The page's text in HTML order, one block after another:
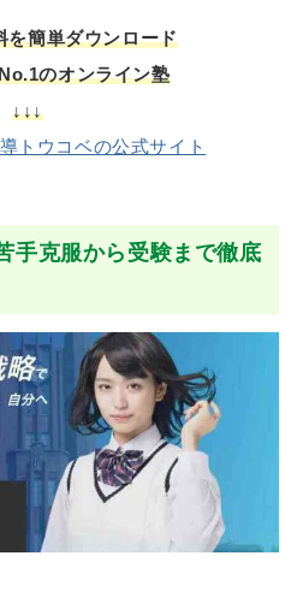
を簡単ダウンロード
のオンライン塾
↓↓↓
トウコベの公式サイト
手克服から受験まで徹底